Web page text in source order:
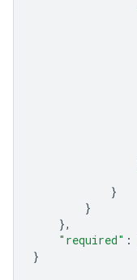
}
}
},
"required" :
}